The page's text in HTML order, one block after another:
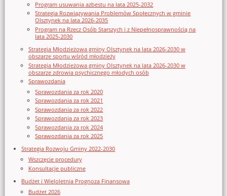
Program usuwania azbestu na lata 2025-2032
Strategia Rozwiązywania Problemów Społecznych w gminie
Olsztynek na lata 2026-2035
Program na Rzecz Osób Starszych i z Niepełnosprawnością na
lata 2025-2030
Strategia Młodzieżowa gminy Olsztynek na lata 2026-2030 w
obszarze sportu wśród młodzieży
Strategia Młodzieżowa gminy Olsztynek na lata 2026-2030 w
obszarze zdrowia psychicznego młodych osób
Sprawozdania
Sprawozdania za rok 2020
Sprawozdania za rok 2021
Sprawozdania za rok 2022
Sprawozdania za rok 2023
Sprawozdania za rok 2024
Sprawozdania za rok 2025
Strategia Rozwoju Gminy 2022-2030
Wszczęcie procedury
Konsultacje publiczne
Budżet i Wieloletnia Prognoza Finansowa
Budżet 2026